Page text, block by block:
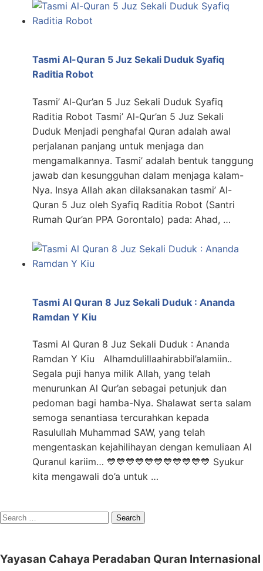
Tasmi Al-Quran 5 Juz Sekali Duduk Syafiq
Raditia Robot
Tasmi’ Al-Qur’an 5 Juz Sekali Duduk Syafiq
Raditia Robot Tasmi’ Al-Qur’an 5 Juz Sekali
Duduk Menjadi penghafal Quran adalah awal
perjalanan panjang untuk menjaga dan
mengamalkannya. Tasmi’ adalah bentuk tanggung
jawab dan kesungguhan dalam menjaga kalam-
Nya. Insya Allah akan dilaksanakan tasmi’ Al-
Quran 5 Juz oleh Syafiq Raditia Robot (Santri
Rumah Qur’an PPA Gorontalo) pada: Ahad, …
Tasmi Al Quran 8 Juz Sekali Duduk : Ananda
Ramdan Y Kiu
Tasmi Al Quran 8 Juz Sekali Duduk : Ananda
Ramdan Y Kiu Alhamdulillaahirabbil’alamiin..
Segala puji hanya milik Allah, yang telah
menurunkan Al Qur’an sebagai petunjuk dan
pedoman bagi hamba-Nya. Shalawat serta salam
semoga senantiasa tercurahkan kepada
Rasulullah Muhammad SAW, yang telah
mengentaskan kejahilihayan dengan kemuliaan Al
Quranul kariim… 💙💙💙💙💙💙💙💙💙💙💙 Syukur
kita mengawali do’a untuk …
Search
Yayasan Cahaya Peradaban Quran Internasional